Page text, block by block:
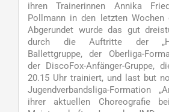
ihren Trainerinnen Annika
Pollmann in den letzten Wochen
Abgerundet wurde das gut
durch die Auftritte der
Ballettgruppe, der Oberliga-
der DiscoFox-Anfänger-Gruppe,
20.15 Uhr trainiert, und last but
Jugendverbandsliga-Formation
ihrer aktuellen Choreografie